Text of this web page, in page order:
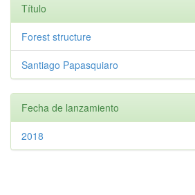
Título
Forest structure
Santiago Papasquiaro
Fecha de lanzamiento
2018